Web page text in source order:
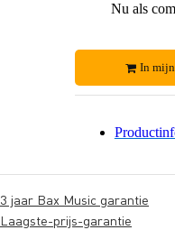
Nu als
In
3 jaar Bax Music garantie
Laagste-prijs-garantie